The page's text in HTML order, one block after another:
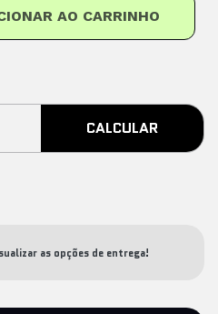
AO CARRINHO
CALCULAR
as opções de entrega!